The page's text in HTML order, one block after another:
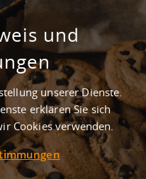
in Herne
km
und
unserer Dienste.
erklären Sie sich
Cookies verwenden.